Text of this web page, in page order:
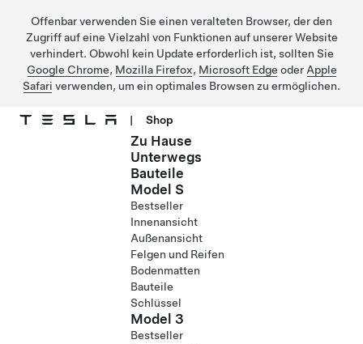
Offenbar verwenden Sie einen veralteten Browser, der den
Zugriff auf eine Vielzahl von Funktionen auf unserer Website
verhindert. Obwohl kein Update erforderlich ist, sollten Sie
Google Chrome, Mozilla Firefox, Microsoft Edge oder Apple
Safari verwenden, um ein optimales Browsen zu ermöglichen.
| Shop
Zu Hause
Unterwegs
Bauteile
Model S
Bestseller
Innenansicht
Außenansicht
Felgen und Reifen
Bodenmatten
Bauteile
Schlüssel
Model 3
Bestseller